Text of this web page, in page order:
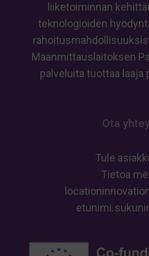
liiketoiminnan
teknologioiden
Maanmittauslaitoksen
palveluita tuottaa laaja
Ota
Tule
Tietoa
etunimi.